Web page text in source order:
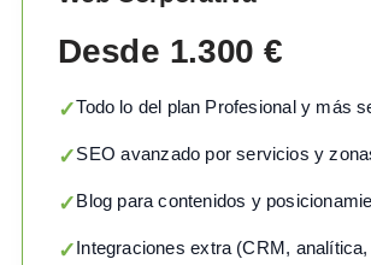
Desde 1.300 €
✓Todo lo del plan Profesional y más
✓SEO avanzado por servicios y
✓Blog para contenidos y
✓Integraciones extra (CRM, analítica,